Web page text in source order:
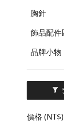
胸針
飾品配件
品牌小物
價格 (NT$)